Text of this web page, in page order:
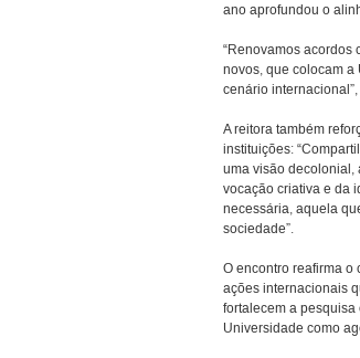
ano aprofundou o
“Renovamos acordos
novos, que colocam a
cenário
A reitora também
instituições:
uma visão decolonial,
vocação criativa e da
necessária, aquela
sociedade”.
O encontro reafirma o
ações internacionais
fortalecem a
Universidade como